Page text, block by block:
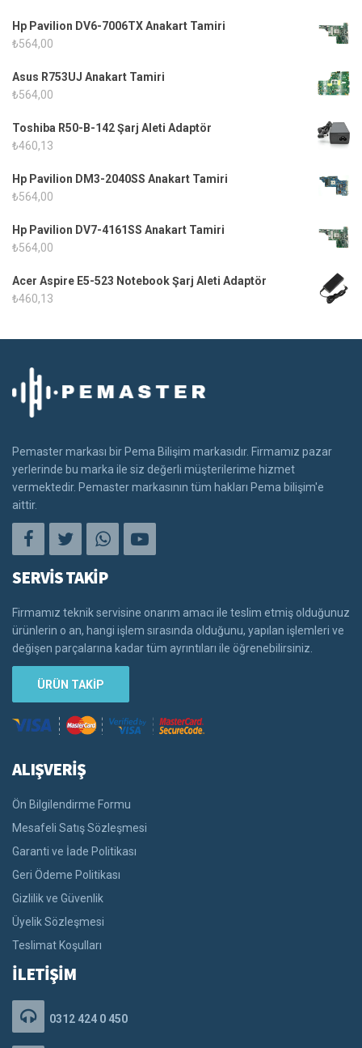
Hp Pavilion DV6-7006TX Anakart Tamiri
₺564,00
Asus R753UJ Anakart Tamiri
₺564,00
Toshiba R50-B-142 Şarj Aleti Adaptör
₺460,13
Hp Pavilion DM3-2040SS Anakart Tamiri
₺564,00
Hp Pavilion DV7-4161SS Anakart Tamiri
₺564,00
Acer Aspire E5-523 Notebook Şarj Aleti Adaptör
₺460,13
Pemaster markası bir Pema Bilişim markasıdır. Firmamız pazar
yerlerinde bu marka ile siz değerli müşterilerime hizmet
vermektedir. Pemaster markasının tüm hakları Pema bilişim'e
aittir.
SERVİS TAKİP
Firmamız teknik servisine onarım amacı ile teslim etmiş olduğunuz
ürünlerin o an, hangi işlem sırasında olduğunu, yapılan işlemleri ve
değişen parçalarına kadar tüm ayrıntıları ile öğrenebilirsiniz.
ÜRÜN TAKİP
ALIŞVERİŞ
Ön Bilgilendirme Formu
Mesafeli Satış Sözleşmesi
Garanti ve İade Politikası
Geri Ödeme Politikası
Gizlilik ve Güvenlik
Üyelik Sözleşmesi
Teslimat Koşulları
İLETİŞİM
0312 424 0 450